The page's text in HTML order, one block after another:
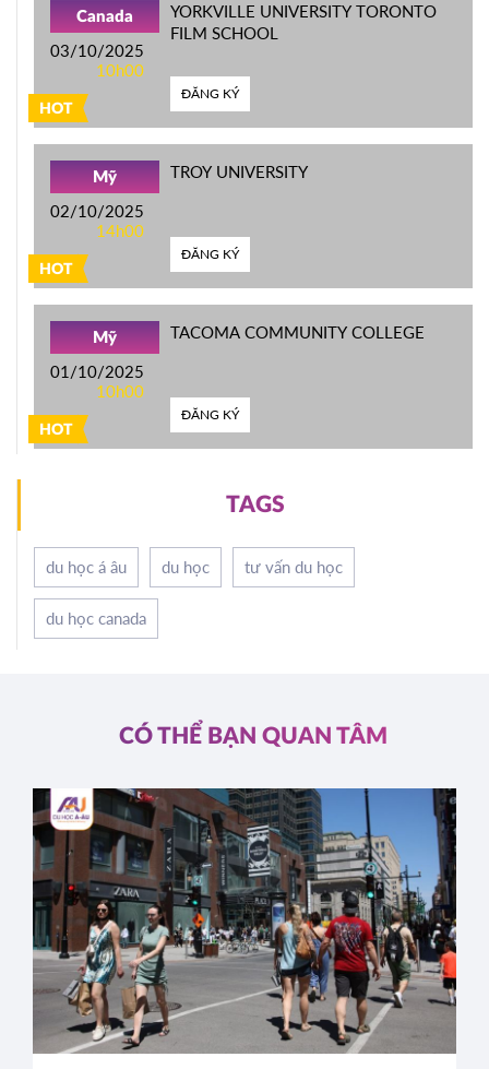
HOT
Canada
03/10/2025
10h00
YORKVILLE UNIVERSITY TORONTO
FILM SCHOOL
ĐĂNG KÝ
HOT
Mỹ
02/10/2025
14h00
TROY UNIVERSITY
ĐĂNG KÝ
HOT
Mỹ
01/10/2025
10h00
TACOMA COMMUNITY COLLEGE
ĐĂNG KÝ
TAGS
du học á âu du học tư vấn du học
du học canada
CÓ THỂ BẠN QUAN TÂM